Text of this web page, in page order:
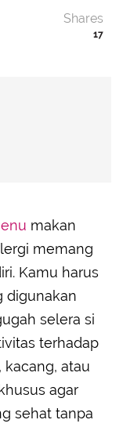
17
Shares
makan
memang
Kamu harus
digunakan
selera si
terhadap
atau
agar
sehat tanpa